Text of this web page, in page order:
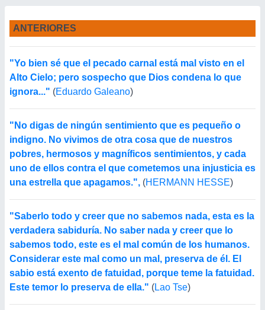
ANTERIORES
"Yo bien sé que el pecado carnal está mal visto en el
Alto Cielo; pero sospecho que Dios condena lo que
ignora..." (Eduardo Galeano)
"No digas de ningún sentimiento que es pequeño o
indigno. No vivimos de otra cosa que de nuestros
pobres, hermosos y magníficos sentimientos, y cada
uno de ellos contra el que cometemos una injusticia es
una estrella que apagamos.", (HERMANN HESSE)
"Saberlo todo y creer que no sabemos nada, esta es la
verdadera sabiduría. No saber nada y creer que lo
sabemos todo, este es el mal común de los humanos.
Considerar este mal como un mal, preserva de él. El
sabio está exento de fatuidad, porque teme la fatuidad.
Este temor lo preserva de ella." (Lao Tse)